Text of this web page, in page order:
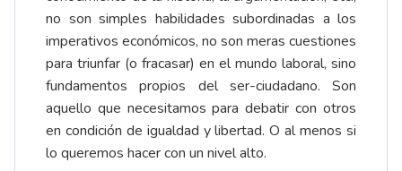
no son simples habilidades subordinadas a los
imperativos económicos, no son meras cuestiones
para triunfar (o fracasar) en el mundo laboral, sino
fundamentos propios del ser-ciudadano. Son
aquello que necesitamos para debatir con otros
en condición de igualdad y libertad. O al menos si
lo queremos hacer con un nivel alto.